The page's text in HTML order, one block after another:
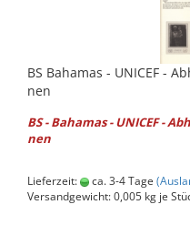
BS Ba­ha­mas - UNICEF -
nen
BS - Ba­ha­mas - UNICEF -
nen
Lieferzeit: ca. 3-4 Tage
Versandgewicht:0,005 kg je